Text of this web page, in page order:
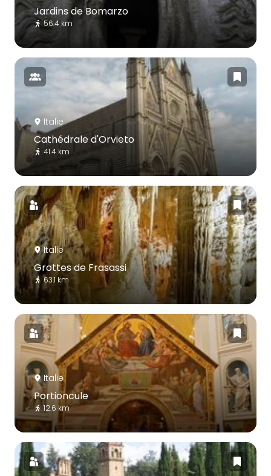
Jardins de Bomarzo
56.4 km
Italie
Cathédrale d'Orvieto
41.4 km
Italie
Grottes de Frasassi
63.1 km
Italie
Portioncule
12.6 km